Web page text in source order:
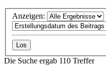
Anzeigen:
Die Suche ergab 110 Treffer